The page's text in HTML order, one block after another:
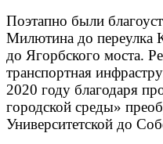
Поэтапно были
Милютина до переулка
до Ягорбского моста.
транспортная
2020 году благодаря
городской среды»
Университетской до